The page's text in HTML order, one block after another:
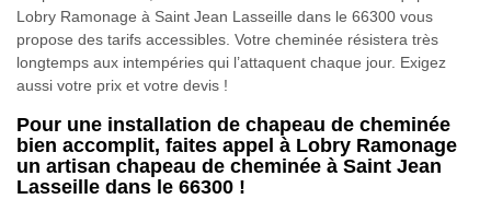
Lobry Ramonage à Saint Jean Lasseille dans le 66300 vous
propose des tarifs accessibles. Votre cheminée résistera très
longtemps aux intempéries qui l’attaquent chaque jour. Exigez
aussi votre prix et votre devis !
Pour une installation de chapeau de cheminée
bien accomplit, faites appel à Lobry Ramonage
un artisan chapeau de cheminée à Saint Jean
Lasseille dans le 66300 !